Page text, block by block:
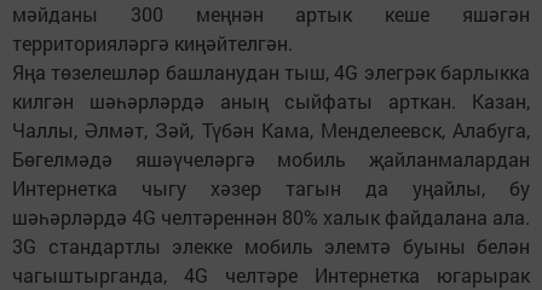
мәйданы 300 меңнән артык кеше яшәгән
территорияләргә киңәйтелгән.
Яңа төзелешләр башланудан тыш, 4G элегрәк барлыкка
килгән шәһәрләрдә аның сыйфаты арткан. Казан,
Чаллы, Әлмәт, Зәй, Түбән Кама, Менделеевск, Алабуга,
Бөгелмәдә яшәүчеләргә мобиль җайланмалардан
Интернетка чыгу хәзер тагын да уңайлы, бу
шәһәрләрдә 4G челтәреннән 80% халык файдалана ала.
3G стандартлы элекке мобиль элемтә буыны белән
чагыштырганда, 4G челтәре Интернетка югарырак